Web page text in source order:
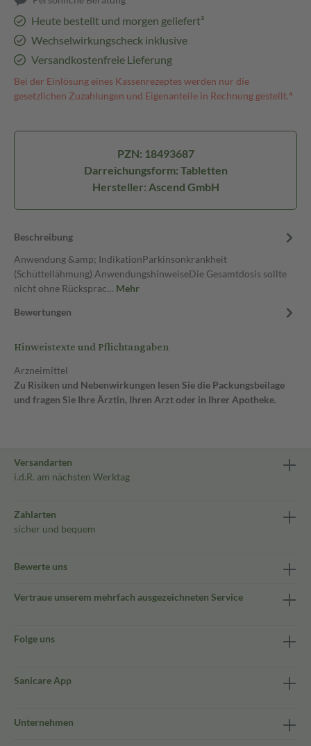
Heute bestellt und morgen geliefert³
Wechselwirkungscheck inklusive
Versandkostenfreie Lieferung
Bei der Einlösung eines Kassenrezeptes werden nur die
gesetzlichen Zuzahlungen und Eigenanteile in Rechnung gestellt.⁴
PZN: 18493687
Darreichungsform: Tabletten
Hersteller: Ascend GmbH
Beschreibung
Anwendung &amp; IndikationParkinsonkrankheit
(Schüttellähmung) AnwendungshinweiseDie Gesamtdosis sollte
nicht ohne Rücksprac… Mehr
Bewertungen
Hinweistexte und Pflichtangaben
Arzneimittel
Zu Risiken und Nebenwirkungen lesen Sie die Packungsbeilage
und fragen Sie Ihre Ärztin, Ihren Arzt oder in Ihrer Apotheke.
Versandarten
i.d.R. am nächsten Werktag
Zahlarten
sicher und bequem
Bewerte uns
Vertraue unserem mehrfach ausgezeichneten Service
Folge uns
Sanicare App
Unternehmen